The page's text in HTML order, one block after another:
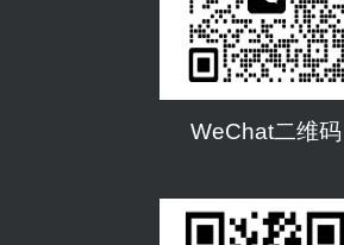
WeChat二维码